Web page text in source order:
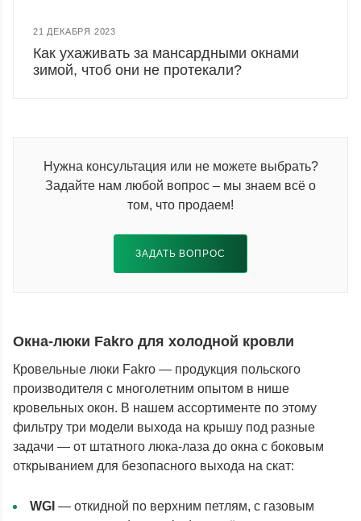
21 ДЕКАБРЯ 2023
Как ухаживать за мансардными окнами
зимой, чтоб они не протекали?
Нужна консультация или не можете выбрать?
Задайте нам любой вопрос – мы знаем всё о
том, что продаем!
ЗАДАТЬ ВОПРОС
Окна-люки Fakro для холодной кровли
Кровельные люки Fakro — продукция польского
производителя с многолетним опытом в нише
кровельных окон. В нашем ассортименте по этому
фильтру три модели выхода на крышу под разные
задачи — от штатного люка-лаза до окна с боковым
открыванием для безопасного выхода на скат:
WGI — откидной по верхним петлям, с газовым